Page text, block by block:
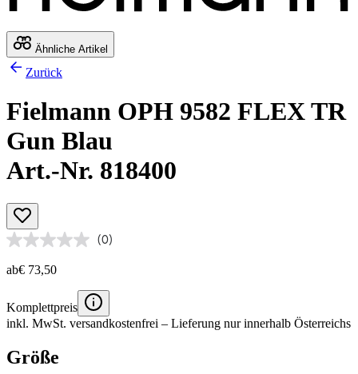
Ähnliche Artikel
Zurück
Fielmann OPH 9582 FLEX TR
Gun Blau
Art.-Nr. 818400
(0)
ab€ 73,50
Komplettpreis
inkl. MwSt. versandkostenfrei – Lieferung nur innerhalb Österreichs
Größe